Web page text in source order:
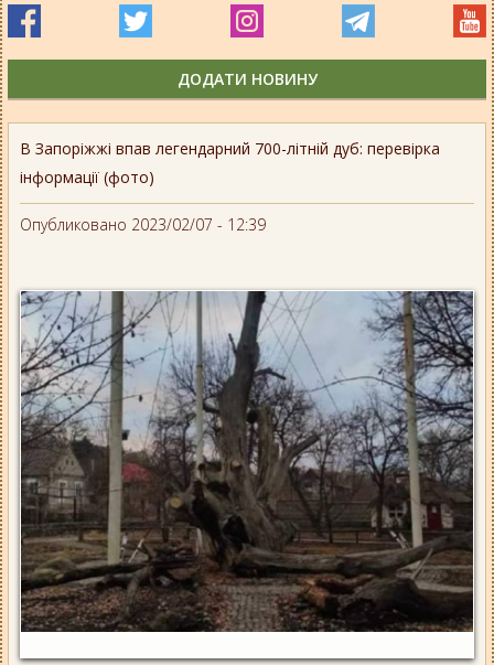
В Запоріжжі впав легендарний 700-літній дуб: перевірка
інформації (фото)
Опубликовано 2023/02/07 - 12:39
ДОДАТИ НОВИНУ